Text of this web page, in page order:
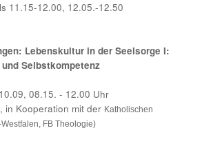
11.15-12.00, 12.05.-12.50
Lebenskultur in der Seelsorge I:
Selbstkompetenz
08.15. - 12.00 Uhr
in Kooperation mit der Katholischen
FB Theologie)